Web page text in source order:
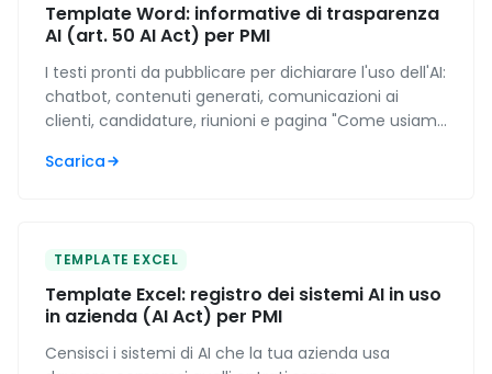
Template Word: informative di trasparenza
AI (art. 50 AI Act) per PMI
I testi pronti da pubblicare per dichiarare l'uso dell'AI:
chatbot, contenuti generati, comunicazioni ai
clienti, candidature, riunioni e pagina "Come usiamo
Scarica
TEMPLATE EXCEL
Template Excel: registro dei sistemi AI in uso
in azienda (AI Act) per PMI
Censisci i sistemi di AI che la tua azienda usa